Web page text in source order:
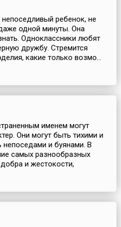
ребенок, не
одной минуты. Она
Одноклассники любят
дружбу. Стремится
какие только возмо...
именем могут
Они могут быть тихими и
и буянами. В
самых разнообразных
и жестокости,